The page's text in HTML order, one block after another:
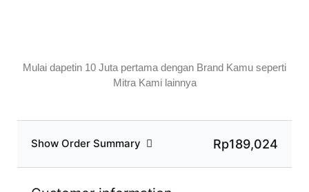
Mulai dapetin 10 Juta pertama dengan Brand Kamu seperti
Mitra Kami lainnya
Show Order Summary Rp189,024